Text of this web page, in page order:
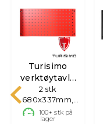
Turisimo
verktøytavle
rød
2 stk
680x337mm,
Opphengsplate
100+ stk på
lager